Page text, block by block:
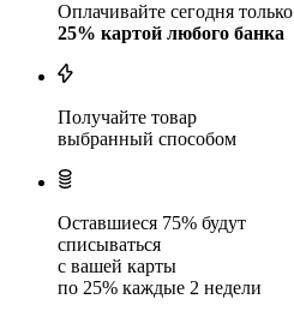
Оплачивайте сегодня только
25% картой любого банка
Получайте товар
выбранный способом
Оставшиеся 75% будут
списываться
с вашей карты
по 25% каждые 2 недели